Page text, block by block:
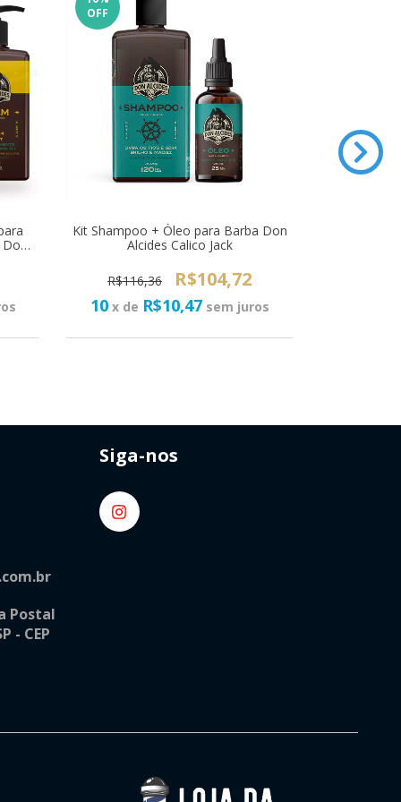
OFF
Kit Shampoo + Óleo para Barba Don
Alcides Calico Jack
R$116,36 R$104,72
10 x de R$10,47 sem juros
Postal
- CEP
Siga-nos